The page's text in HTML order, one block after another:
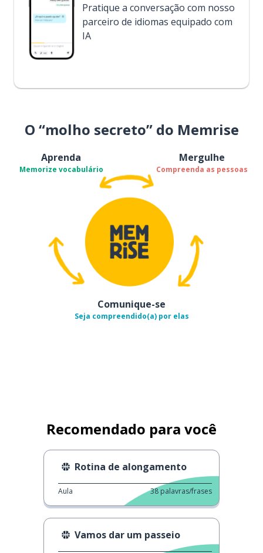
Pratique a conversação com nosso
parceiro de idiomas equipado com
IA
O “molho secreto” do Memrise
Aprenda
Memorize vocabulário
Mergulhe
Compreenda as pessoas
Comunique-se
Seja compreendido(a) por elas
Recomendado para você
Rotina de alongamento
Aula 38 palavras/frases
Vamos dar um passeio